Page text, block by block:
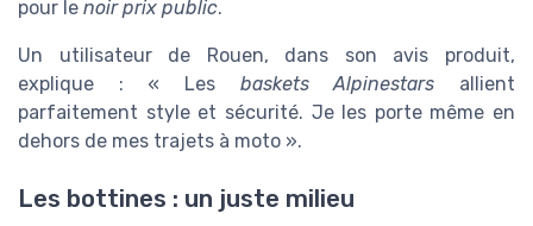
pour le noir prix public.
Un utilisateur de Rouen, dans son avis produit,
explique : « Les baskets Alpinestars allient
parfaitement style et sécurité. Je les porte même en
dehors de mes trajets à moto ».
Les bottines : un juste milieu